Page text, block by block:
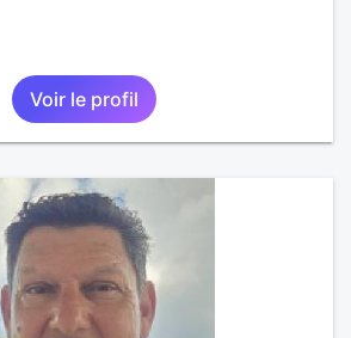
Voir le profil